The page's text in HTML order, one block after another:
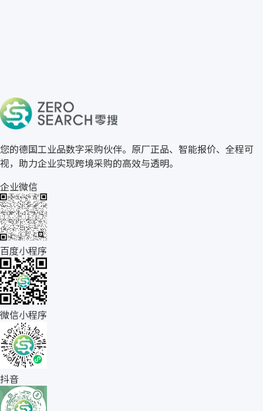
关于零搜
您的德国工业品数字采购伙伴。原厂正品、智能报价、全程可
视，助力企业实现跨境采购的高效与透明。
企业微信
百度小程序
微信小程序
抖音